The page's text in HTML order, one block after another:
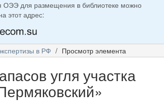
ОЭЭ для размещения в библиотеке можно
этот адрес:
в РФ Просмотр элемента
угля участка